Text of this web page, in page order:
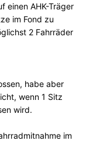
einen AHK-Träger
im Fond zu
2 Fahrräder
habe aber
wenn 1 Sitz
wird.
im